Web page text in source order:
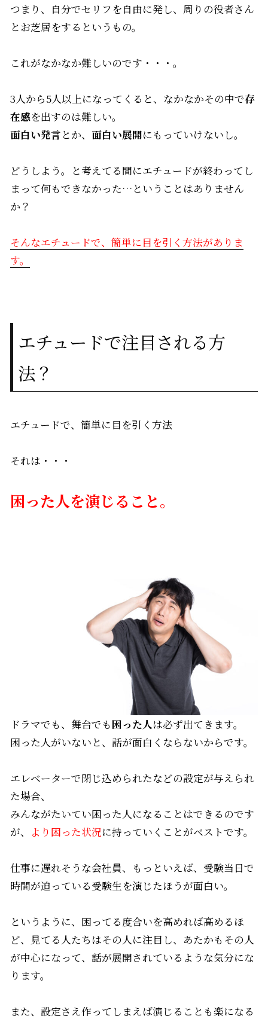
つまり、自分でセリフを自由に発し、周りの役者さん
とお芝居をするというもの。
これがなかなか難しいのです・・・。
3人から5人以上になってくると、なかなかその中で存
在感を出すのは難しい。
面白い発言 とか、 面白い展開にもっていけないし。
どうしよう。と考えてる間にエチュードが終わってし
まって何もできなかった…ということはありません
か？
そんなエチュードで、簡単に目を引く方法がありま
す。
エチュードで注目される方
法？
エチュードで、簡単に目を引く方法
それは・・・
困った人を演じること。
ドラマでも、舞台でも 困った人は必ず出てきます。
困った人がいないと、話が面白くならないからです。
エレベーターで閉じ込められたなどの設定が与えられ
た場合、
みんながたいてい困った人になることはできるのです
が、
より困った状況に持っていくことがベストです。
仕事に遅れそうな会社員、もっといえば、受験当日で
時間が迫っている受験生を演じたほうが面白い。
というように、困ってる度合いを高めれば高めるほ
ど、見てる人たちはその人に注目し、あたかもその人
が中心になって、話が展開されているような気分にな
ります。
また、設定さえ作ってしまえば演じることも楽になる